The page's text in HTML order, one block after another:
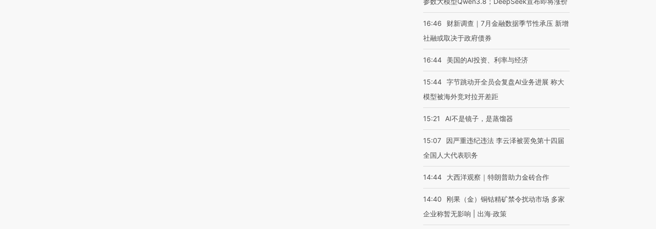
16:46
财新调查｜7月金融数据季节性承压 新增
社融或取决于政府债券
16:44 美国的AI投资、利率与经济
15:44 字节跳动开全员会复盘AI业务进展 称大
模型被海外竞对拉开差距
15:21 AI不是镜子，是蒸馏器
15:07
因严重违纪违法 李云泽被罢免第十四届
全国人大代表职务
14:44 大西洋观察｜特朗普助力金砖合作
14:40
刚果（金）铜钴精矿禁令扰动市场 多家
企业称暂无影响 | 出海·政策